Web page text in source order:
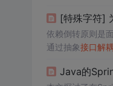
[特殊字符]
依赖倒转原则是
通过抽象接口解
Java的